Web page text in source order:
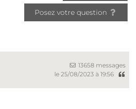
Posez votre question
13658 messages
le 25/08/2023 à 19:56